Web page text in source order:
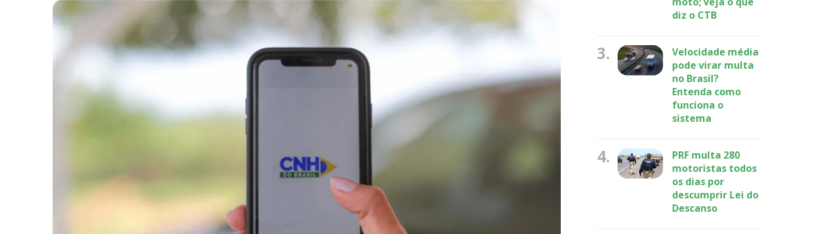
diz o CTB
3.
Velocidade média
pode virar multa
no Brasil?
Entenda como
funciona o
sistema
4.
PRF multa 280
motoristas todos
os dias por
descumprir Lei do
Descanso